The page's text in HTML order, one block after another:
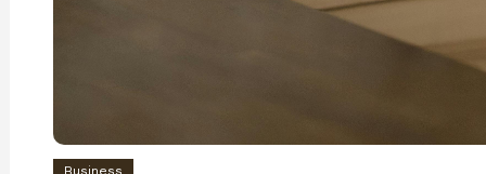
Business